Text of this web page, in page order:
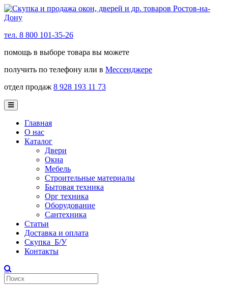
тел. 8 800 101-35-26
помощь в выборе товара вы можете
получить по телефону или в Мессенджере
отдел продаж 8 928 193 11 73
Главная
О нас
Каталог
Двери
Окна
Мебель
Строительные материалы
Бытовая техника
Орг техника
Оборудование
Сантехника
Статьи
Доставка и оплата
Скупка Б/У
Контакты